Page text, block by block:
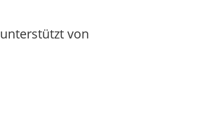
unterstützt von